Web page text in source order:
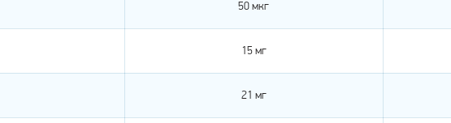
50 мкг
15 мг
21 мг